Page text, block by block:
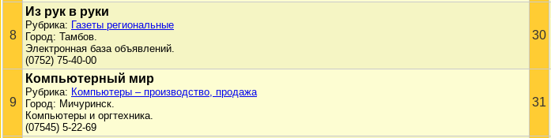
8
Из рук в руки
Рубрика: Газеты региональные
Город: Тамбов.
Электронная база объявлений.
(0752) 75-40-00
30
9
Компьютерный мир
Рубрика: Компьютеры – производство, продажа
Город: Мичуринск.
Компьютеры и оргтехника.
(07545) 5-22-69
31